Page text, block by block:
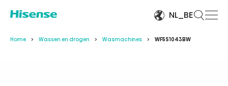
NL_BE
Home Wassen en drogen Wasmachines WF5S1043BW